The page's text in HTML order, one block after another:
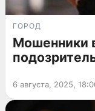
ГОРОД
Мошенники
6 августа, 2025,